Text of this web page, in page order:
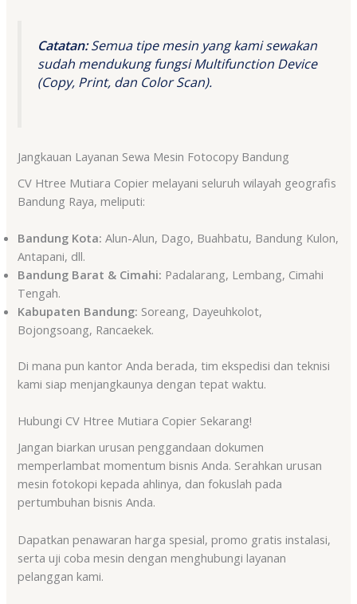
Catatan:Semua tipe mesin yang kami sewakan
sudah mendukung fungsiMultifunction Device
(Copy, Print, dan Color Scan).
Jangkauan Layanan Sewa Mesin Fotocopy Bandung
CV Htree Mutiara Copier melayani seluruh wilayah geografis
Bandung Raya, meliputi:
Bandung Kota: Alun-Alun, Dago, Buahbatu, Bandung Kulon,
Antapani, dll.
Bandung Barat & Cimahi: Padalarang, Lembang, Cimahi
Tengah.
Kabupaten Bandung: Soreang, Dayeuhkolot,
Bojongsoang, Rancaekek.
Di mana pun kantor Anda berada, tim ekspedisi dan teknisi
kami siap menjangkaunya dengan tepat waktu.
Hubungi CV Htree Mutiara Copier Sekarang!
Jangan biarkan urusan penggandaan dokumen
memperlambat momentum bisnis Anda. Serahkan urusan
mesin fotokopi kepada ahlinya, dan fokuslah pada
pertumbuhan bisnis Anda.
Dapatkan penawaran harga spesial, promo gratis instalasi,
serta uji coba mesin dengan menghubungi layanan
pelanggan kami.